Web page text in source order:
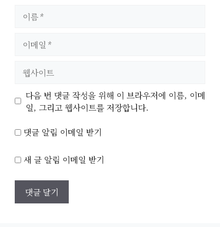
트
다음 번 댓글 작성을 위해 이 브라우저에 이름, 이메
일, 그리고 웹사이트를 저장합니다.
댓글 알림 이메일 받기
새 글 알림 이메일 받기